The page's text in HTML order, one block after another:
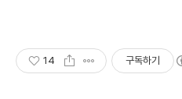
14 구독하기